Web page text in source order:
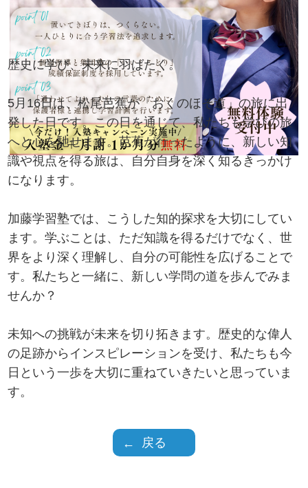
歴史に学び、未来に羽ばたく。
5月16日は、松尾芭蕉が「おくのほそ道」の旅に出
発した日です。この日を通じて、私たちも学びの旅
へと心を馳せます。芭蕉が行ったように、新しい知
識や視点を得る旅は、自分自身を深く知るきっかけ
になります。
加藤学習塾では、こうした知的探求を大切にしてい
ます。学ぶことは、ただ知識を得るだけでなく、世
界をより深く理解し、自分の可能性を広げることで
す。私たちと一緒に、新しい学問の道を歩んでみま
せんか？
未知への挑戦が未来を切り拓きます。歴史的な偉人
の足跡からインスピレーションを受け、私たちも今
日という一歩を大切に重ねていきたいと思っていま
す。
戻る